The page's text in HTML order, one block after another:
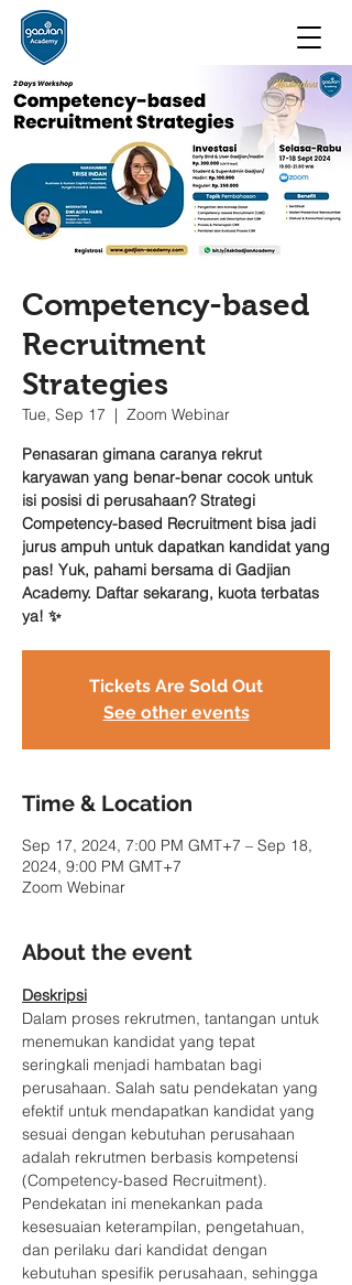
Competency-based
Recruitment
Strategies
Tue, Sep 17
  |
Zoom Webinar
Penasaran gimana caranya rekrut
karyawan yang benar-benar cocok untuk
isi posisi di perusahaan? Strategi
Competency-based Recruitment bisa jadi
jurus ampuh untuk dapatkan kandidat yang
pas! Yuk, pahami bersama di Gadjian
Academy. Daftar sekarang, kuota terbatas
ya! ✨
Tickets Are Sold Out
See other events
Time & Location
Sep 17, 2024, 7:00 PM GMT+7 – Sep 18,
2024, 9:00 PM GMT+7
Zoom Webinar
About the event
Deskripsi
Dalam proses rekrutmen, tantangan untuk
menemukan kandidat yang tepat
seringkali menjadi hambatan bagi
perusahaan. Salah satu pendekatan yang
efektif untuk mendapatkan kandidat yang
sesuai dengan kebutuhan perusahaan
adalah rekrutmen berbasis kompetensi
(Competency-based Recruitment).
Pendekatan ini menekankan pada
kesesuaian keterampilan, pengetahuan,
dan perilaku dari kandidat dengan
kebutuhan spesifik perusahaan, sehingga